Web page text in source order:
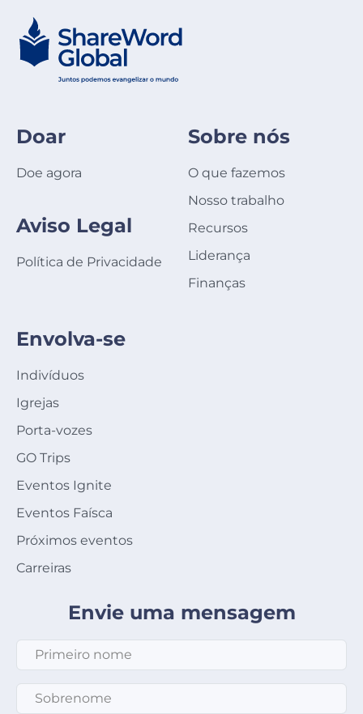
Doar
Doe agora
Aviso Legal
Política de Privacidade
Sobre nós
O que fazemos
Nosso trabalho
Recursos
Liderança
Finanças
Envolva-se
Indivíduos
Igrejas
Porta-vozes
GO Trips
Eventos Ignite
Eventos Faísca
Próximos eventos
Carreiras
Envie uma mensagem
Primeiro nome
Sobrenome